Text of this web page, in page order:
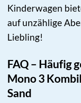
Kinderwagen
auf unzählige
Liebling!
FAQ – Häufig
Mono 3
Sand